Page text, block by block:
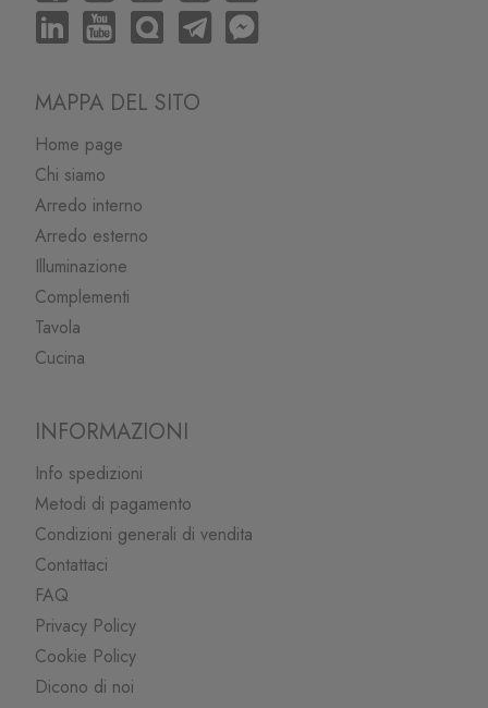
MAPPA DEL SITO
Home page
Chi siamo
Arredo interno
Arredo esterno
Illuminazione
Complementi
Tavola
Cucina
INFORMAZIONI
Info spedizioni
Metodi di pagamento
Condizioni generali di vendita
Contattaci
FAQ
Privacy Policy
Cookie Policy
Dicono di noi